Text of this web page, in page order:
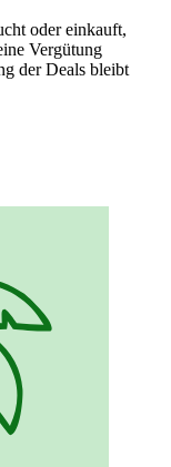
oder einkauft,
Vergütung
der Deals bleibt